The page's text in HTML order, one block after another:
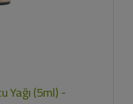
Yağı (5ml) -